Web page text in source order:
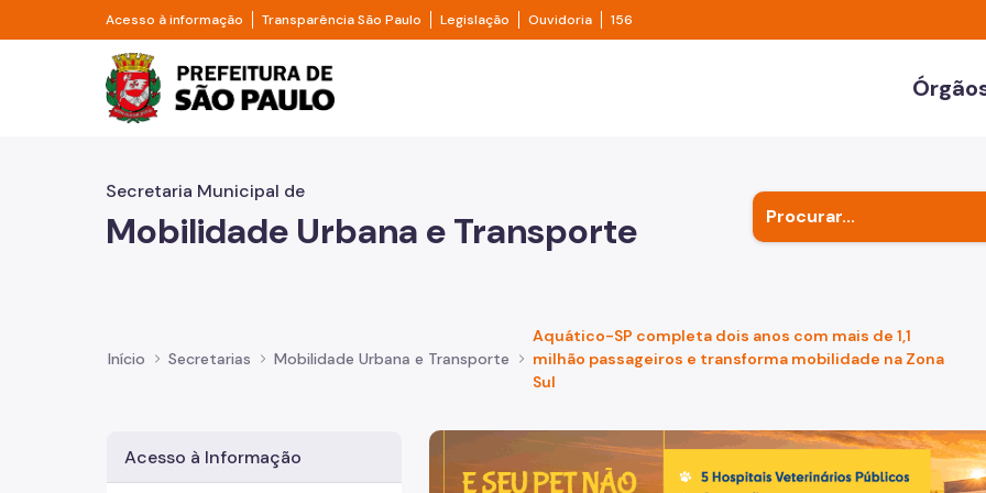
Pular para o Conteúdo principal
Acesso à informação Divisor de acesso à informação
Transparência São Paulo Divisor de transparência São Paulo
Legislação Legislação
Ouvidoria Ouvidoria
156
Prefeitura de São Paulo
Secretaria Municipal de
Mobilidade Urbana e Transporte
Início Secretarias Mobilidade Urbana e Transporte
Aquático-SP completa dois anos com mais de 1,1
milhão passageiros e transforma mobilidade na Zona
Sul
Acesso à Informação
Imagem de um cachorro caramelo e uma gata rajada, olhando para